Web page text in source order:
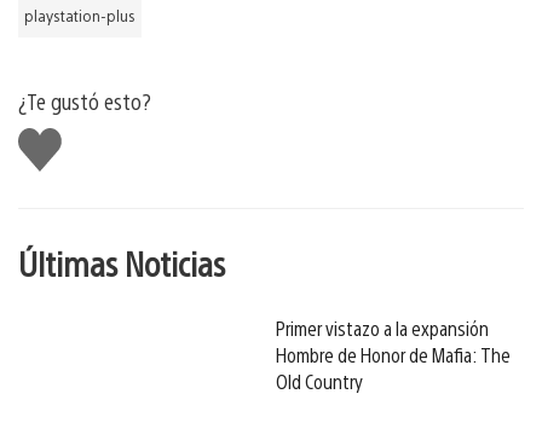
playstation-plus
¿Te gustó esto?
Me
gusta
Últimas Noticias
Primer vistazo a la expansión
Hombre de Honor de Mafia: The
Old Country